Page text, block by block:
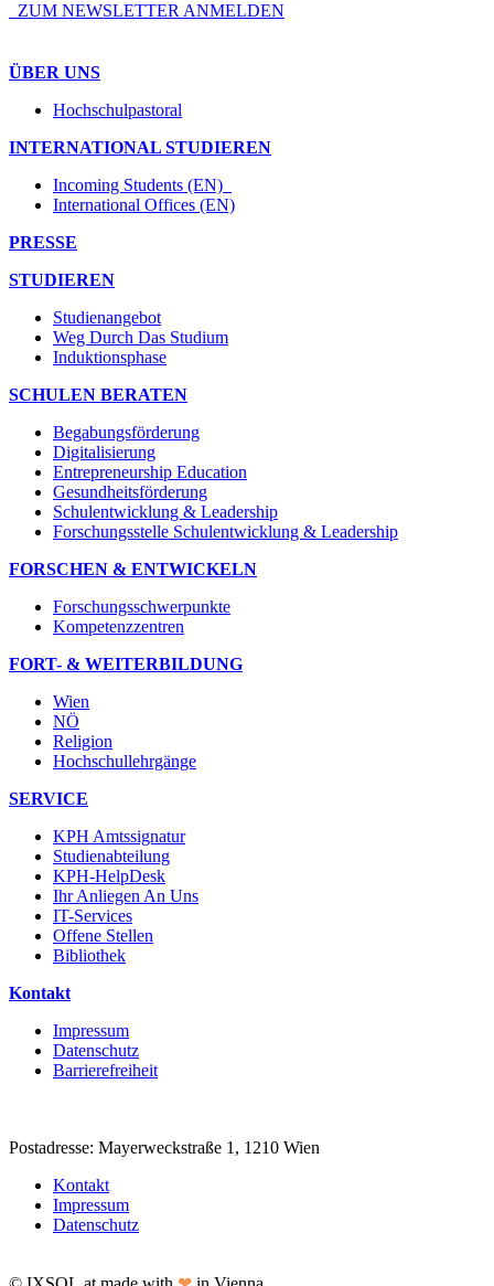
ZUM NEWSLETTER ANMELDEN
ÜBER UNS
Hochschulpastoral
INTERNATIONAL STUDIEREN
Incoming Students (EN)
International Offices (EN)
PRESSE
STUDIEREN
Studienangebot
Weg Durch Das Studium
Induktionsphase
SCHULEN BERATEN
Begabungsförderung
Digitalisierung
Entrepreneurship Education
Gesundheitsförderung
Schulentwicklung & Leadership
Forschungsstelle Schulentwicklung & Leadership
FORSCHEN & ENTWICKELN
Forschungsschwerpunkte
Kompetenzzentren
FORT- & WEITERBILDUNG
Wien
NÖ
Religion
Hochschullehrgänge
SERVICE
KPH Amtssignatur
Studienabteilung
KPH-HelpDesk
Ihr Anliegen An Uns
IT-Services
Offene Stellen
Bibliothek
Kontakt
Impressum
Datenschutz
Barrierefreiheit
Postadresse: Mayerweckstraße 1, 1210 Wien
Kontakt
Impressum
Datenschutz